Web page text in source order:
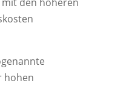
hohen